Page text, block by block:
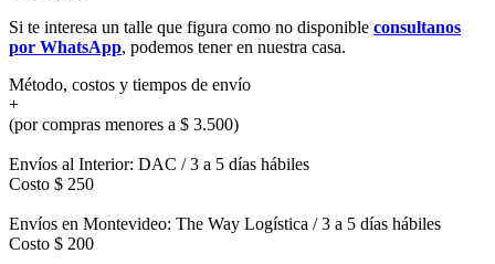
Si te interesa un talle que figura como no disponible consultanos
por WhatsApp, podemos tener en nuestra casa.
Método, costos y tiempos de envío
+
(por compras menores a $ 3.500)
Envíos al Interior: DAC / 3 a 5 días hábiles
Costo $ 250
Envíos en Montevideo: The Way Logística / 3 a 5 días hábiles
Costo $ 200